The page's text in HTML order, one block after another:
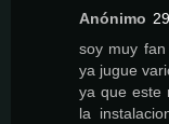
Anónimo
soy muy
ya jugue
ya que este
la